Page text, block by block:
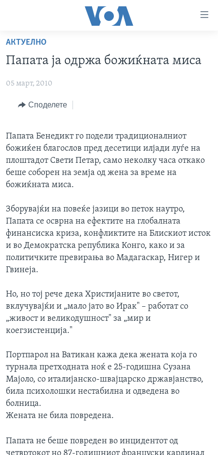
пристапност
Премини
на
главната
Премини
за
навигација
Пребарувај
САД
МАКЕДОНИЈА
ЕКОНОМИЈА
ПОЛИТИКА
ЗДРАВЈЕ
УМЕТНОСТ И ЗАБАВА
ФОТОГАЛЕРИИ
ДОКУМЕНТАРЦИ
NEWSFLASH - АРХИВА
ВЕСТИ ОД САД ВО МИНУТА - АРХИВА
ИЗБОРИ ВО САД 2020 - АРХИВА
ЗА НАС
Learning English
Јазици
АКТУЕЛНО
Папата ја одржа божиќната миса
05 март, 2010
Споделете
Папата Бенедикт го подели традиционалниот
божиќен благослов пред десетици илјади луѓе на
плоштадот Свети Петар, само неколку часа откако
беше соборен на земја од жена за време на
божиќната миса.
Зборувајќи на повеќе јазици во петок наутро,
Папата се осврна на ефектите на глобалната
финансиска криза, конфликтите на Блискиот исток
и во Демократска република Конго, како и за
политичките превирања во Мадагаскар, Нигер и
Гвинеја.
Но, но тој рече дека Христијаните во светот,
вклучувајќи и „мало јато во Ирак" – работат со
„живост и великодушност" за „мир и
коегзистенција."
Портпарол на Ватикан кажа дека жената која го
турнала претходната ноќ е 25-годишна Сузана
Мајоло, со италијанско-швајцарско државјанство,
била психолошки нестабилна и одведена во
болница.
Жената не била повредена.
Папата не беше повреден во инцидентот од